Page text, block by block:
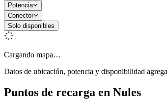
Potencia
Conector
Solo disponibles
Cargando mapa…
Datos de ubicación, potencia y disponibilidad
Puntos de recarga en Nules